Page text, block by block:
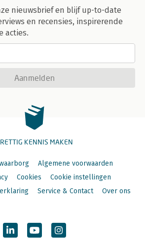
nieuwsbrief en blijf up-to-date
en recensies, inspirerende
acties.
Aanmelden
KENNIS MAKEN
Algemene voorwaarden
Cookies
Cookie instellingen
Service & Contact Over ons